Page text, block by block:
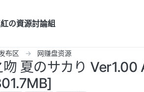
の資源討論組
布区 网赚盘资源
夏のサカり Ver1.00